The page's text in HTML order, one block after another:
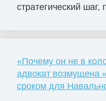
стратегический
«Почему он не в
адвокат
сроком для